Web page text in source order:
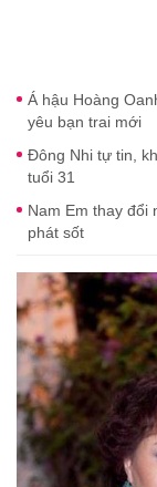
Á hậu Hoàng
yêu bạn trai mới
Đông Nhi tự tin,
tuổi 31
Nam Em thay đổi
phát sốt